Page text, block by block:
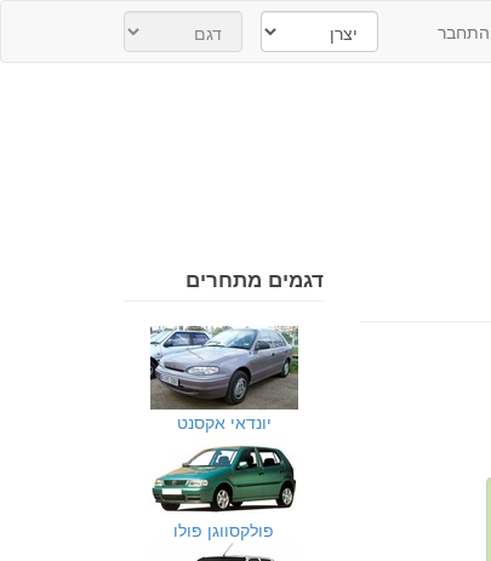
התחבר
דגמים מתחרים
יונדאי אקסנט
פולקסווגן פולו